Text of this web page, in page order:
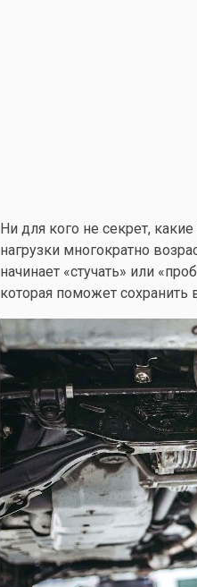
Ни для кого не секрет,
нагрузки многократно
начинает «стучать» или
которая поможет сохранить